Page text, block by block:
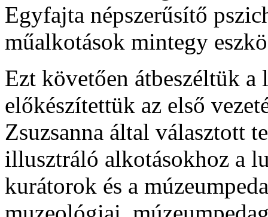
Egyfajta népszerűsítő
műalkotások mintegy
Ezt követően átbeszéltük a
előkészítettük az első
Zsuzsanna által választott
illusztráló alkotásokhoz a
kurátorok és a